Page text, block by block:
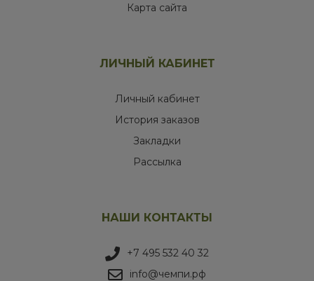
Карта сайта
ЛИЧНЫЙ КАБИНЕТ
Личный кабинет
История заказов
Закладки
Рассылка
НАШИ КОНТАКТЫ
+7 495 532 40 32
info@чемпи.рф